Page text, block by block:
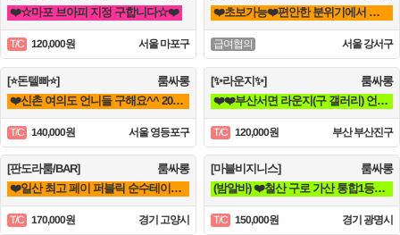
❤️☆마포 브아피 지정 구합니다☆❤️
T/C 120,000원 서울 마포구
❤️초보가능❤️편안한 분위기에서 일하실분❤️
급여협의 서울 강서구
[⭐돈텔빠⭐]
룸싸롱
❤️신촌 여의도 언니들 구해요^^ 20대~40대^^ 착한 언니들 에이스 환영❤️
T/C 140,000원 서울 영등포구
[✨라운지✨]
룸싸롱
❤️❤️부산서면 라운지(구 갤러리) 언니들 모십니다❤️❤️
T/C 120,000원 부산 부산진구
[판도라룸/BAR]
룸싸롱
❤️일산 최고 페이 퍼블릭 순수테이블만❤️
T/C 170,000원 경기 고양시
[마블비지니스]
룸싸롱
(밤알바) ❤️철산 구로 가산 통합1등❤️신규모집❤️ 룸알바
T/C 150,000원 경기 광명시